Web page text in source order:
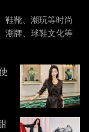
鞋靴、潮玩等时尚
潮牌、球鞋文化等